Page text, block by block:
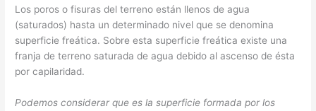
Los poros o fisuras del terreno están llenos de agua
(saturados) hasta un determinado nivel que se denomina
superficie freática. Sobre esta superficie freática existe una
franja de terreno saturada de agua debido al ascenso de ésta
por capilaridad.
Podemos considerar que es la superficie formada por los